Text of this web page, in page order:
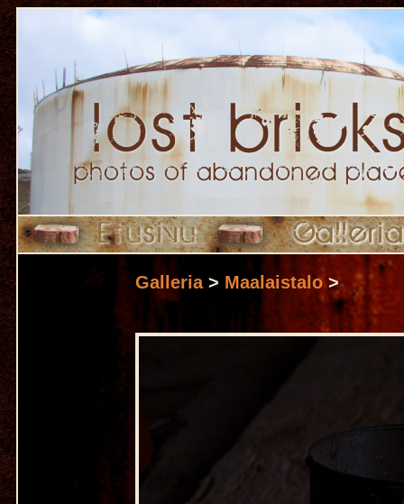
Galleria> Maalaistalo>